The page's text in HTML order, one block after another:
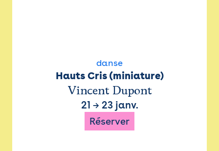
danse
Hauts Cris (miniature)
Vincent Dupont
21 → 23 janv.
Réserver